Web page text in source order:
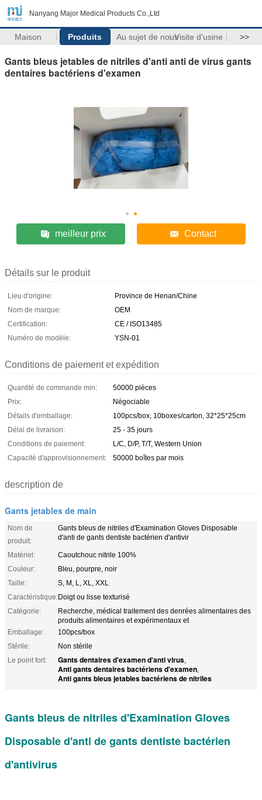
Nanyang Major Medical Products Co.,Ltd
Maison Produits Au sujet de nousVisite d'usine >>
Gants bleus jetables de nitriles d'anti anti de virus gants
dentaires bactériens d'examen
meilleur prix Contact
Détails sur le produit
Lieu d'origine:
Province de Henan/Chine
Nom de marque:
OEM
Certification:
CE / ISO13485
Numéro de modèle:
YSN-01
Conditions de paiement et expédition
Quantité de commande min:
50000 pièces
Prix:
Négociable
Détails d'emballage:
100pcs/box, 10boxes/carton, 32*25*25cm
Délai de livraison:
25 - 35 jours
Conditions de paiement:
L/C, D/P, T/T, Western Union
Capacité d'approvisionnement:
50000 boîtes par mois
description de
Gants jetables de main
Nom de
produit:
Gants bleus de nitriles d'Examination Gloves Disposable
d'anti de gants dentiste bactérien d'antivir
Matériel:
Caoutchouc nitrile 100%
Couleur:
Bleu, pourpre, noir
Taille:
S, M, L, XL, XXL
Caractéristique:Doigt ou lisse texturisé
Catégorie:
Recherche, médical traitement des denrées alimentaires des
produits alimentaires et expérimentaux et
Emballage:
100pcs/box
Stérile:
Non stérile
Le point fort:
Gants dentaires d'examen d'anti virus,
Anti gants dentaires bactériens d'examen,
Anti gants bleus jetables bactériens de nitriles
Gants bleus de nitriles d'Examination Gloves
Disposable d'anti de gants dentiste bactérien
d'antivirus